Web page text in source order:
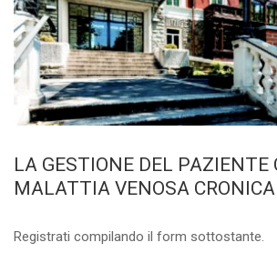
LA GESTIONE DEL PAZIENTE
MALATTIA VENOSA CRONICA
Registrati compilando il form sottostante.